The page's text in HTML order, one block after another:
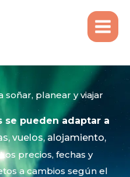
soñar, planear y viajar​
se pueden adaptar a
vuelos, alojamiento,
Los precios, fechas y
a cambios según el